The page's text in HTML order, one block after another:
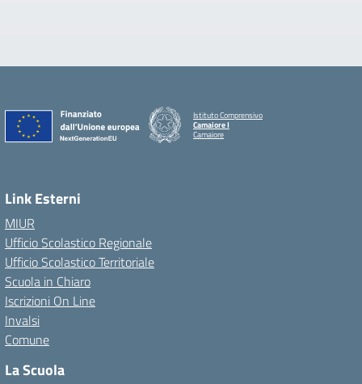
Istituto Comprensivo
Camaiore I
Camaiore
Link Esterni
MIUR
Ufficio Scolastico Regionale
Ufficio Scolastico Territoriale
Scuola in Chiaro
Iscrizioni On Line
Invalsi
Comune
La Scuola